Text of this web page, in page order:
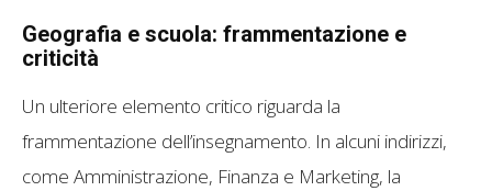
Geografia e scuola: frammentazione e
criticità
Un ulteriore elemento critico riguarda la
frammentazione dell’insegnamento. In alcuni indirizzi,
come Amministrazione, Finanza e Marketing, la